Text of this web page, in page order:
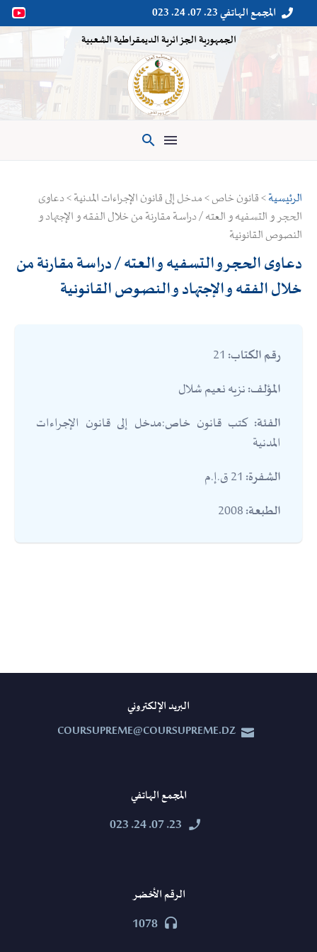

 المجمع الهاتفي 23. 07. 24. 023
الجمهورية الجزائرية الديمقراطية الشعبية

الرئيسية> قانون خاص > مدخل إلى قانون الإجراءات المدنية > دعاوى
الحجر و التسفيه و العته / دراسة مقارنة من خلال الفقه و الإجتهاد و
النصوص القانونية
دعاوى الحجر و التسفيه و العته / دراسة مقارنة من
خلال الفقه و الإجتهاد و النصوص القانونية
رقم الكتاب:
المؤلف:نزيه نعيم شلال
الفئة: كتب قانون خاص:مدخل إلى قانون الإجراءات
المدنية
الشفرة:
الطبعة:
البريد الإلكتروني


COURSUPREME@COURSUPREME.DZ
المجمع الهاتفي


23. 07. 24. 023
الرقم الأخضر


1078